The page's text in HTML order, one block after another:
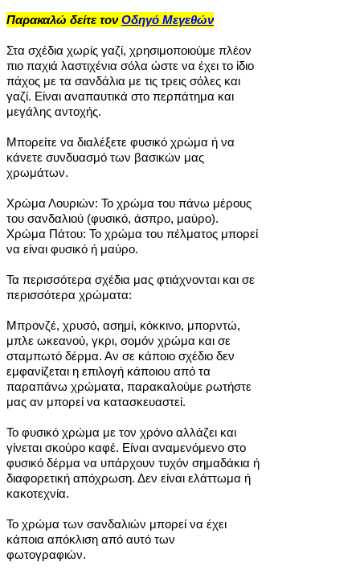
Παρακαλώ δείτε τονΟδηγό Μεγεθών
Στα σχέδια χωρίς γαζί, χρησιμοποιούμε πλέον
πιο παχιά λαστιχένια σόλα ώστε να έχει το ίδιο
πάχος με τα σανδάλια με τις τρεις σόλες και
γαζί. Είναι αναπαυτικά στο περπάτημα και
μεγάλης αντοχής.
Μπορείτε να διαλέξετε φυσικό χρώμα ή να
κάνετε συνδυασμό των βασικών μας
χρωμάτων.
Χρώμα Λουριών: Το χρώμα του πάνω μέρους
του σανδαλιού (φυσικό, άσπρο, μαύρο).
Χρώμα Πάτου: Το χρώμα του πέλματος μπορεί
να είναι φυσικό ή μαύρο.
Τα περισσότερα σχέδια μας φτιάχνονται και σε
περισσότερα χρώματα:
Μπρονζέ, χρυσό, ασημί, κόκκινο, μπορντώ,
μπλε ωκεανού, γκρι, σομόν χρώμα και σε
σταμπωτό δέρμα. Αν σε κάποιο σχέδιο δεν
εμφανίζεται η επιλογή κάποιου από τα
παραπάνω χρώματα, παρακαλούμε ρωτήστε
μας αν μπορεί να κατασκευαστεί.
Το φυσικό χρώμα με τον χρόνο αλλάζει και
γίνεται σκούρο καφέ. Είναι αναμενόμενο στο
φυσικό δέρμα να υπάρχουν τυχόν σημαδάκια ή
διαφορετική απόχρωση. Δεν είναι ελάττωμα ή
κακοτεχνία.
Το χρώμα των σανδαλιών μπορεί να έχει
κάποια απόκλιση από αυτό των
φωτογραφιών.